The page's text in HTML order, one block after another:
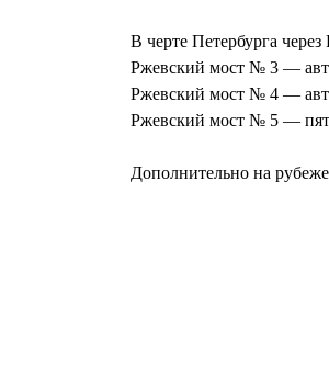
В черте Петербурга
Ржевский мост № 3 —
Ржевский мост № 4 —
Ржевский мост № 5 —
Дополнительно на